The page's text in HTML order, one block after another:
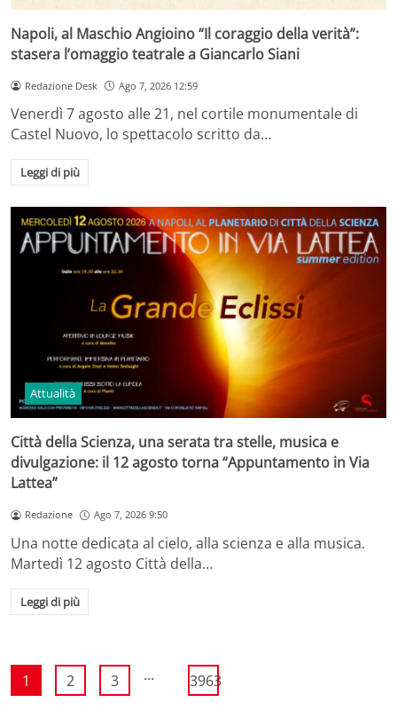
Napoli, al Maschio Angioino “Il coraggio della verità”:
stasera l’omaggio teatrale a Giancarlo Siani
Redazione Desk Ago 7, 2026 12:59
Venerdì 7 agosto alle 21, nel cortile monumentale di
Castel Nuovo, lo spettacolo scritto da…
Leggi di più
Attualità
Città della Scienza, una serata tra stelle, musica e
divulgazione: il 12 agosto torna “Appuntamento in Via
Lattea”
Redazione Ago 7, 2026 9:50
Una notte dedicata al cielo, alla scienza e alla musica.
Martedì 12 agosto Città della…
Leggi di più
1 2 3 ... 3963